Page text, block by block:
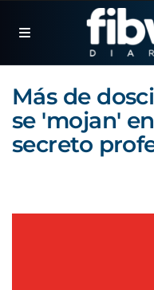
Más de
se 'mojan'
secreto